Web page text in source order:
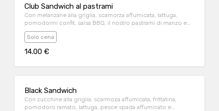
Club Sandwich al pastrami
Con melanzane alla griglia, scamorza affumicata, lattuga,
pomodorini confit, salsa BBQ, il nostro pastrami di manzo e
salsa rosa
Solo cena
14.00 €
Black Sandwich
Con zucchine alla griglia, scarmoza affumicata, frittatina,
pomodoro ramato, lattuga, pesce spada affumicato e